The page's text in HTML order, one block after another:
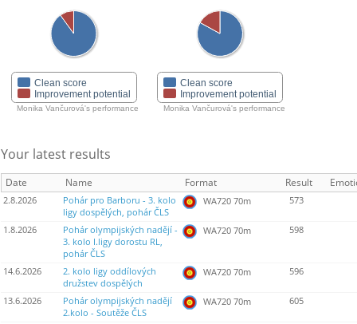
Clean score
Improvement potential
Monika Vančurová's performance
Clean score
Improvement potential
Monika Vančurová's performance
Your latest results
Date Name Format Result
2.8.2026
Pohár pro Barboru - 3. kolo
ligy dospělých, pohár ČLS
WA720 70m 573
1.8.2026
Pohár olympijských nadějí -
3. kolo I.ligy dorostu RL,
pohár ČLS
WA720 70m 598
14.6.2026
2. kolo ligy oddílových
družstev dospělých
WA720 70m 596
13.6.2026
Pohár olympijských nadějí
2.kolo - Soutěže ČLS
WA720 70m 605